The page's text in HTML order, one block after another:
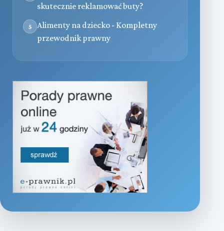
skutecznie reklamować buty?
5
Alimenty na dziecko - Kompletny
przewodnik prawny